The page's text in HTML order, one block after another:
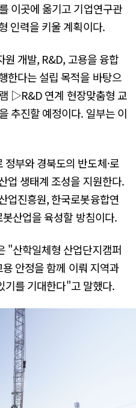
이곳에 옮기고 기업연구관
인력을 키울 계획이다.
원 개발, R&D, 고용을 융합
한다는 설립 목적을 바탕으
▷R&D 연계 현장맞춤형 교
추진할 예정이다. 일부는 이
부와 경북도의 반도체·로
업 생태계 조성을 지원한다.
업진흥원, 한국로봇융합연
산업을 육성할 방침이다.
"산학일체형 산업단지캠퍼
안정을 함께 이뤄 지역과
기를 기대한다"고 말했다.